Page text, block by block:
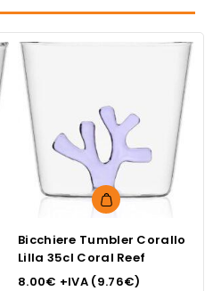
Bicchiere Tumbler Corallo
Lilla 35cl Coral Reef
8.00€ +IVA (9.76€)